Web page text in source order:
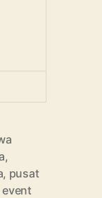
,
, pusat